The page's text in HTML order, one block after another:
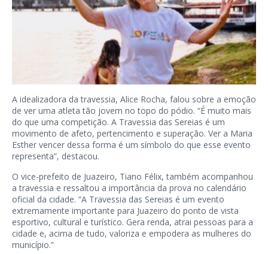
A idealizadora da travessia, Alice Rocha, falou sobre a emoção
de ver uma atleta tão jovem no topo do pódio. “É muito mais
do que uma competição. A Travessia das Sereias é um
movimento de afeto, pertencimento e superação. Ver a Maria
Esther vencer dessa forma é um símbolo do que esse evento
representa”, destacou.
O vice-prefeito de Juazeiro, Tiano Félix, também acompanhou
a travessia e ressaltou a importância da prova no calendário
oficial da cidade. “A Travessia das Sereias é um evento
extremamente importante para Juazeiro do ponto de vista
esportivo, cultural e turístico. Gera renda, atrai pessoas para a
cidade e, acima de tudo, valoriza e empodera as mulheres do
município.”